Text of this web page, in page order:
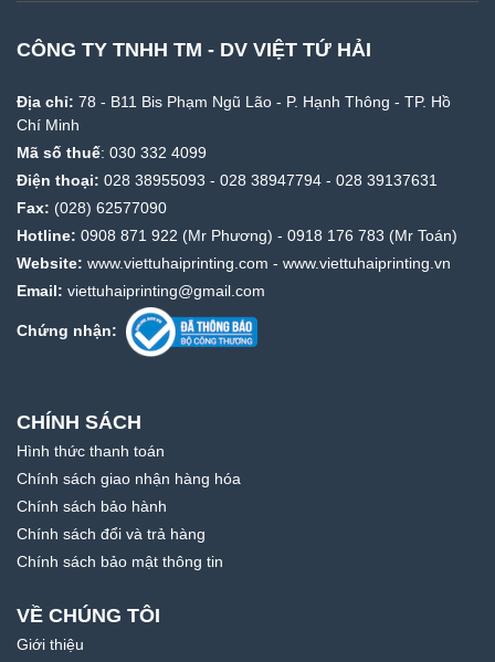
CÔNG TY TNHH TM - DV VIỆT TỨ HẢI
Địa chỉ: 78 - B11 Bis Phạm Ngũ Lão - P. Hạnh Thông - TP. Hồ
Chí Minh
Mã số thuế: 030 332 4099
Điện thoại: 028 38955093 - 028 38947794 - 028 39137631
Fax: (028) 62577090
Hotline: 0908 871 922 (Mr Phương) - 0918 176 783 (Mr Toán)
Website: www.viettuhaiprinting.com - www.viettuhaiprinting.vn
Email: viettuhaiprinting@gmail.com
Chứng nhận:
CHÍNH SÁCH
Hình thức thanh toán
Chính sách giao nhận hàng hóa
Chính sách bảo hành
Chính sách đổi và trả hàng
Chính sách bảo mật thông tin
VỀ CHÚNG TÔI
Giới thiệu